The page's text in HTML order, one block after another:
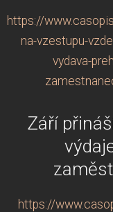
https://
na-vzestupu-
vydava-
Září
https://